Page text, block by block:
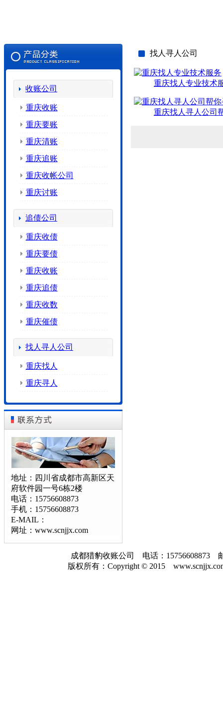
收账公司
重庆收账
重庆要账
重庆清账
重庆追账
重庆收帐公司
重庆讨账
追债公司
重庆收债
重庆要债
重庆收账
重庆追债
重庆收数
重庆催债
找人寻人公司
重庆找人
重庆寻人
地址：四川省成都市高新区天
府软件园一号6栋2楼
电话：15756608873
手机：15756608873
E-MAIL：
网址：www.scnjjx.com
找人寻人公司
重庆找人专业技术
重庆找人寻人公司
成都猎豹收账公司 电话：15756608873
版权所有：Copyright © 2015